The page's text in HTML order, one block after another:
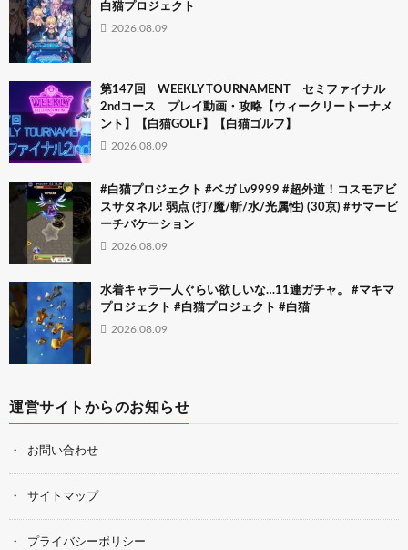
白猫プロジェクト
2026.08.09
第147回 WEEKLY TOURNAMENT セミファイナル
2ndコース プレイ動画・攻略【ウィークリートーナメ
ント】【白猫GOLF】【白猫ゴルフ】
2026.08.09
#白猫プロジェクト #ベガ Lv9999 #超外道！コスモアビ
スサタネル! 弱点 (打/魔/斬/水/光属性) (30京) #サマービ
ーチバケーション
2026.08.09
水着キャラ一人ぐらい欲しいな…11連ガチャ。 #マキマ
プロジェクト #白猫プロジェクト #白猫
2026.08.09
運営サイトからのお知らせ
お問い合わせ
サイトマップ
プライバシーポリシー